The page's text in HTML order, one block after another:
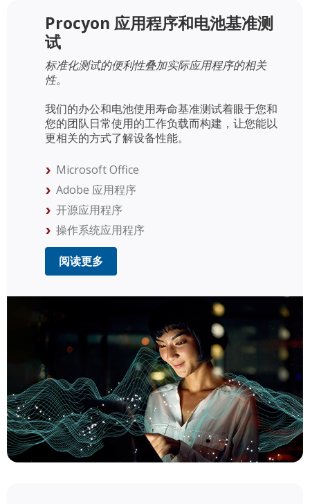
Procyon 应用程序和电池基准测
试
标准化测试的便利性叠加实际应用程序的相关
性。
我们的办公和电池使用寿命基准测试着眼于您和
您的团队日常使用的工作负载而构建，让您能以
更相关的方式了解设备性能。
Microsoft Office
Adobe 应用程序
开源应用程序
操作系统应用程序
阅读更多